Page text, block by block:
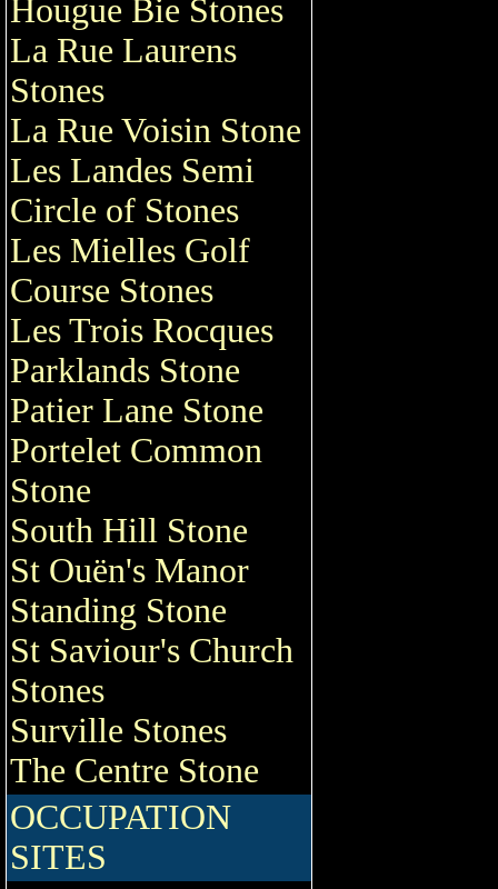
Hougue Bie Stones
La Rue Laurens
Stones
La Rue Voisin Stone
Les Landes Semi
Circle of Stones
Les Mielles Golf
Course Stones
Les Trois Rocques
Parklands Stone
Patier Lane Stone
Portelet Common
Stone
South Hill Stone
St Ouën's Manor
Standing Stone
St Saviour's Church
Stones
Surville Stones
The Centre Stone
OCCUPATION
SITES